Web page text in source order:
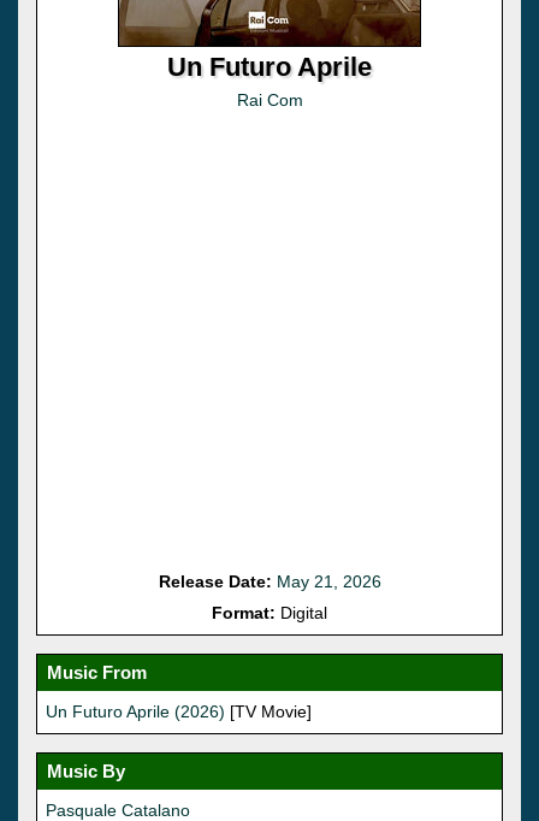
Un Futuro Aprile
Rai Com
Release Date: May 21, 2026
Format: Digital
Music From
Un Futuro Aprile (2026) [TV Movie]
Music By
Pasquale Catalano